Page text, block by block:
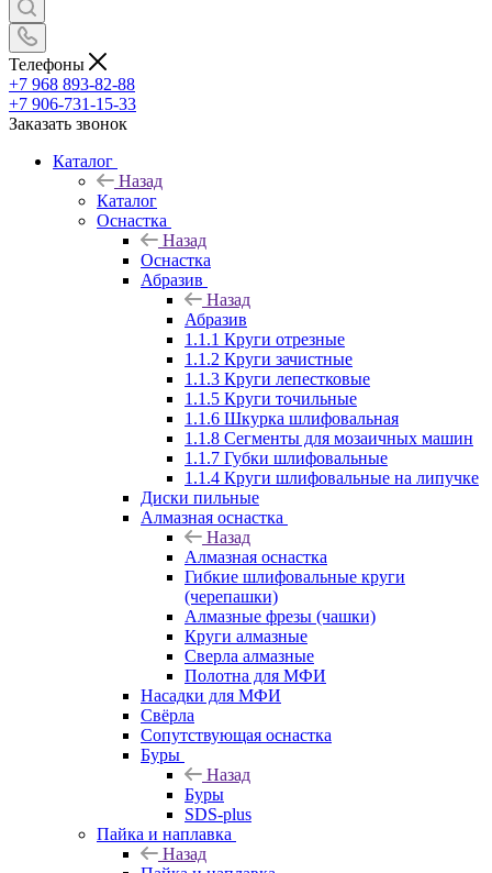
Телефоны
+7 968 893-82-88
+7 906-731-15-33
Заказать звонок
Каталог
Назад
Каталог
Оснастка
Назад
Оснастка
Абразив
Назад
Абразив
1.1.1 Круги отрезные
1.1.2 Круги зачистные
1.1.3 Круги лепестковые
1.1.5 Круги точильные
1.1.6 Шкурка шлифовальная
1.1.8 Сегменты для мозаичных машин
1.1.7 Губки шлифовальные
1.1.4 Круги шлифовальные на липучке
Диски пильные
Алмазная оснастка
Назад
Алмазная оснастка
Гибкие шлифовальные круги
(черепашки)
Алмазные фрезы (чашки)
Круги алмазные
Сверла алмазные
Полотна для МФИ
Насадки для МФИ
Свёрла
Сопутствующая оснастка
Буры
Назад
Буры
SDS-plus
Пайка и наплавка
Назад